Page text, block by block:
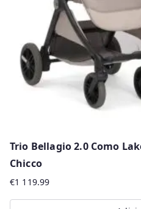
Trio Bellagio 2.0 Como
Chicco
€1 119.99